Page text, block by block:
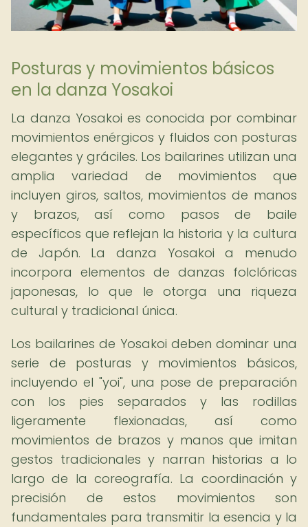
Posturas y movimientos básicos
en la danza Yosakoi
La danza Yosakoi es conocida por combinar
movimientos enérgicos y fluidos con posturas
elegantes y gráciles. Los bailarines utilizan una
amplia variedad de movimientos que
incluyen giros, saltos, movimientos de manos
y brazos, así como pasos de baile
específicos que reflejan la historia y la cultura
de Japón. La danza Yosakoi a menudo
incorpora elementos de danzas folclóricas
japonesas, lo que le otorga una riqueza
cultural y tradicional única.
Los bailarines de Yosakoi deben dominar una
serie de posturas y movimientos básicos,
incluyendo el "yoi", una pose de preparación
con los pies separados y las rodillas
ligeramente flexionadas, así como
movimientos de brazos y manos que imitan
gestos tradicionales y narran historias a lo
largo de la coreografía. La coordinación y
precisión de estos movimientos son
fundamentales para transmitir la esencia y la